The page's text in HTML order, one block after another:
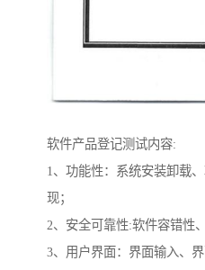
软件产品登记测试内容:
1、功能性：系统安装卸载
现；
2、安全可靠性:软件容错性
3、用户界面：界面输入、界